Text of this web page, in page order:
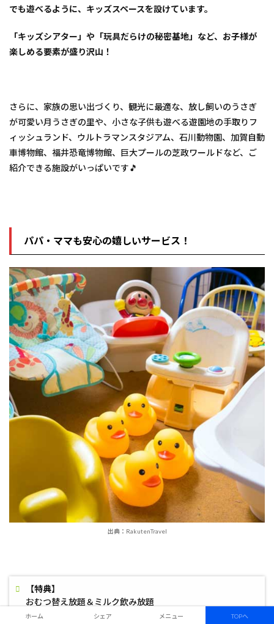
でも遊べるように、キッズスペースを設けています。
「キッズシアター」や「玩具だらけの秘密基地」など、お子様が
楽しめる要素が盛り沢山！
さらに、家族の思い出づくり、観光に最適な、放し飼いのうさぎ
が可愛い月うさぎの里や、小さな子供も遊べる遊園地の手取りフ
ィッシュランド、ウルトラマンスタジアム、石川動物園、加賀自動
車博物館、福井恐竜博物館、巨大プールの芝政ワールドなど、ご
紹介できる施設がいっぱいです🎵
パパ・ママも安心の嬉しいサービス！
出典：RakutenTravel
【特典】
おむつ替え放題＆ミルク飲み放題
絵本や玩具やアメニティ、赤ちゃんグッズ無料貸し出し
ホーム シェア メニュー TOPへ